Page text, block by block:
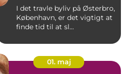
I det travle byliv på Østerbro,
København, er det vigtigt at
finde tid til at sl...
01. maj